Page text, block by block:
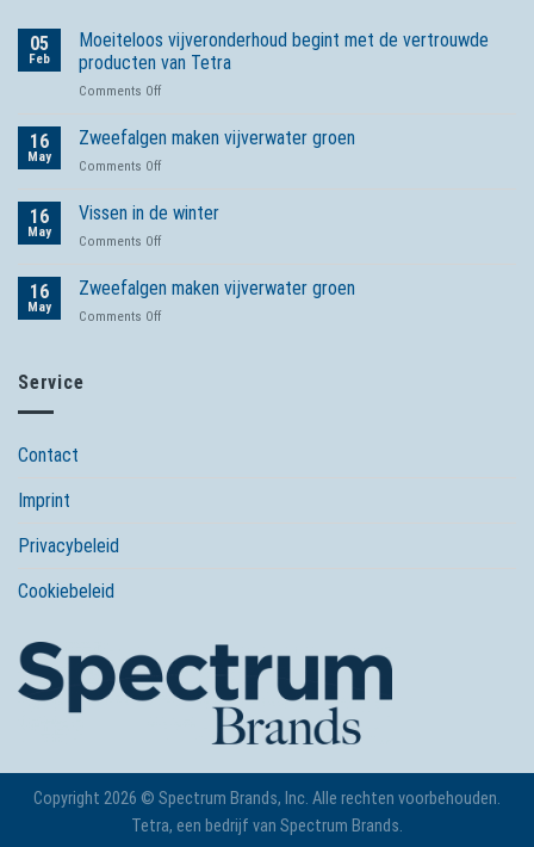
05
Feb
Moeiteloos vijveronderhoud begint met de vertrouwde
producten van Tetra
Comments Offon
vijveronderhoud
vertrouwde
producten
16
May
Zweefalgen maken vijverwater groen
Comments Offon
maken
16
May
Vissen in de winter
Comments Offon
in
16
May
Zweefalgen maken vijverwater groen
Comments Offon
Service
Contact
Imprint
Privacybeleid
Cookiebeleid
Copyright 2026 © Spectrum Brands, Inc. Alle rechten voorbehouden.
Tetra, een bedrijf van Spectrum Brands.